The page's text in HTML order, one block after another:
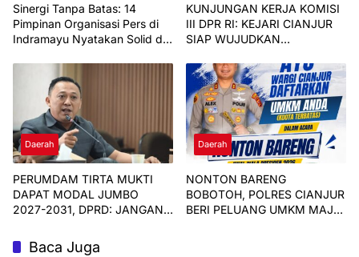
Sinergi Tanpa Batas: 14
Pimpinan Organisasi Pers di
Indramayu Nyatakan Solid di
KUNJUNGAN KERJA KOMISI
III DPR RI: KEJARI CIANJUR
SIAP WUJUDKAN
Daerah
PERUMDAM TIRTA MUKTI
DAPAT MODAL JUMBO
2027-2031, DPRD: JANGAN
Daerah
NONTON BARENG
BOBOTOH, POLRES CIANJUR
BERI PELUANG UMKM MAJU
Baca Juga